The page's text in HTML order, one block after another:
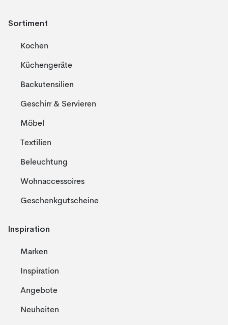
Sortiment
Kochen
Küchengeräte
Backutensilien
Geschirr & Servieren
Möbel
Textilien
Beleuchtung
Wohnaccessoires
Geschenkgutscheine
Inspiration
Marken
Inspiration
Angebote
Neuheiten